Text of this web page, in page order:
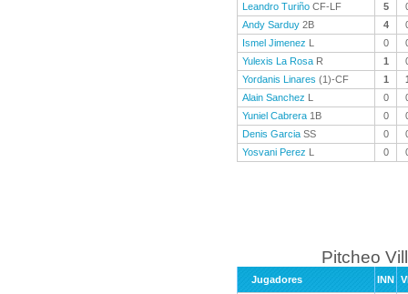
Leandro Turiño CF-LF 5
Andy Sarduy 2B 4
Ismel Jimenez L 0
Yulexis La Rosa R 1
Yordanis Linares (1)-CF 1
Alain Sanchez L 0
Yuniel Cabrera 1B 0
Denis Garcia SS 0
Yosvani Perez L 0
Pitcheo
Jugadores INN